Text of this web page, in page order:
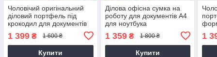
Чоловічий оригінальний
діловий портфель під
крокодил для документів
1 399 ₴ 1 600 ₴
Купити
Ділова офісна сумка на
роботу для документів А4
для ноутбука
1 359₴ 1 800 ₴
Купити
1